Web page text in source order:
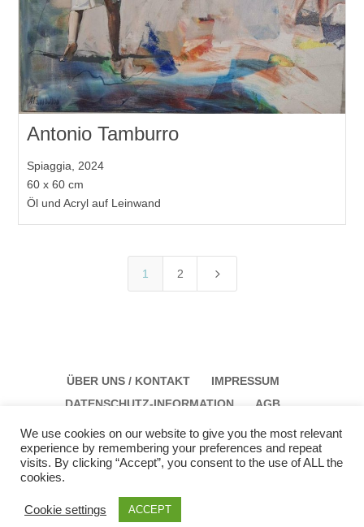
Antonio Tamburro
Spiaggia, 2024
60 x 60 cm
Öl und Acryl auf Leinwand
1 2 5
ÜBER UNS / KONTAKT
IMPRESSUM
DATENSCHUTZ-INFORMATION
AGB
Öffungszeiten: Sonntag: 14:00 bis 17:00 Montag:
12:00 bis 15:00
We use cookies on our website to give you the most relevant
experience by remembering your preferences and repeat
visits. By clicking “Accept”, you consent to the use of ALL the
cookies.
Cookie settings ACCEPT